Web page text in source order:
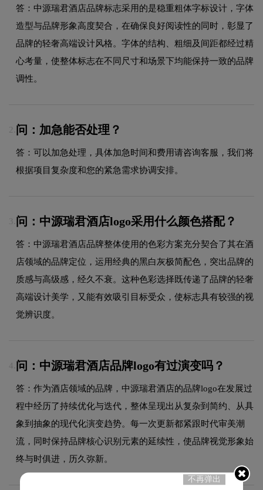
答：中源瑞君酒店品牌标志采用的是稳重粗体字标设计，字体
造型与品牌形象高度契合，在确保良好阅读性的同时，彰显了
品牌的轻奢高端设计风格。字体的结构、粗细及间距都经过精
心考量，使整体标志在不同尺寸和场景下均能保持一致的品牌
调性。
2. 问：加急能否处理？
答：可以加急处理，具体加急时间和费用请咨询客服，我们将
根据项目复杂度和您的紧急需求协调安排。
3. 问：中源瑞君酒店logo采用什么颜色搭配？
答：中源瑞君酒店品牌整体使用的色彩方案充分契合了其在酒
店领域的品牌定位，运用经典的黑白灰极简配色，突出品牌的
质感与高级感，经久不衰。这种色彩选择既传递了品牌的轻奢
高端设计美学，又能有效吸引目标受众，使标志具有较强的视
觉辨识度。
4. 问：中源瑞君酒店品牌logo有过演变吗？
答：作为酒店领域的品牌，中源瑞君酒店的品牌logo在发展过
程中经历了持续优化与迭代，整体呈现出从复杂到简约、从具
象到抽象的现代化演变趋势。每一次更新都紧跟时代审美潮
流，同时保持品牌核心识别元素的延续性，使品牌视觉形象始
终与时俱进，历久弥新。
不再弹出